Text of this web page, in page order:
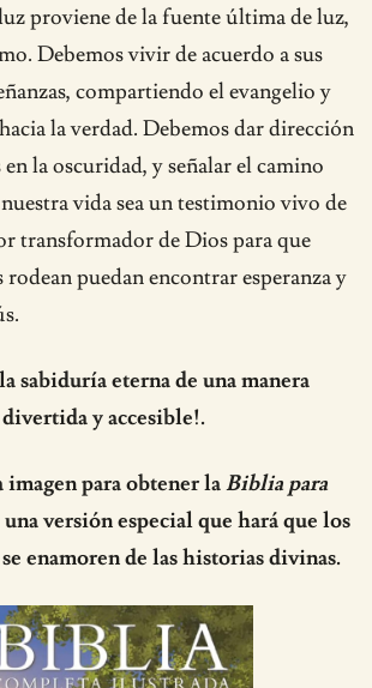
proviene de la fuente última de luz,
Debemos vivir de acuerdo a sus
compartiendo el evangelio y
la verdad. Debemos dar dirección
la oscuridad, y señalar el camino
vida sea un testimonio vivo de
transformador de Dios para que
rodean puedan encontrar esperanza y
sabiduría eterna de una manera
divertida y accesible!.
imagen para obtener laBiblia para
una versión especial que hará que los
enamoren de las historias divinas.